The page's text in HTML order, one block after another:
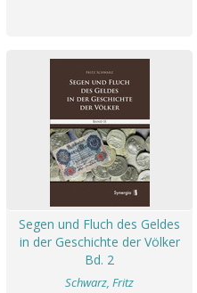
Segen und Fluch des Geldes
in der Geschichte der Völker
Bd. 2
Schwarz, Fritz